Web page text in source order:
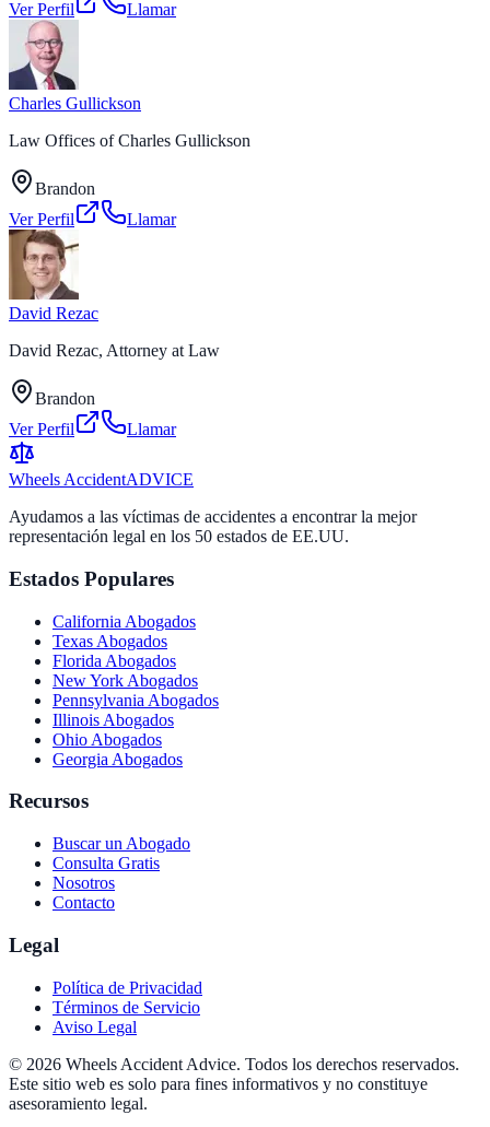
Ver Perfil
Llamar
Charles Gullickson
Law Offices of Charles Gullickson
Brandon
Ver Perfil
Llamar
David Rezac
David Rezac, Attorney at Law
Brandon
Ver Perfil
Llamar
Wheels AccidentADVICE
Ayudamos a las víctimas de accidentes a encontrar la mejor
representación legal en los 50 estados de EE.UU.
Estados Populares
California Abogados
Texas Abogados
Florida Abogados
New York Abogados
Pennsylvania Abogados
Illinois Abogados
Ohio Abogados
Georgia Abogados
Recursos
Buscar un Abogado
Consulta Gratis
Nosotros
Contacto
Legal
Política de Privacidad
Términos de Servicio
Aviso Legal
© 2026 Wheels Accident Advice. Todos los derechos reservados.
Este sitio web es solo para fines informativos y no constituye
asesoramiento legal.